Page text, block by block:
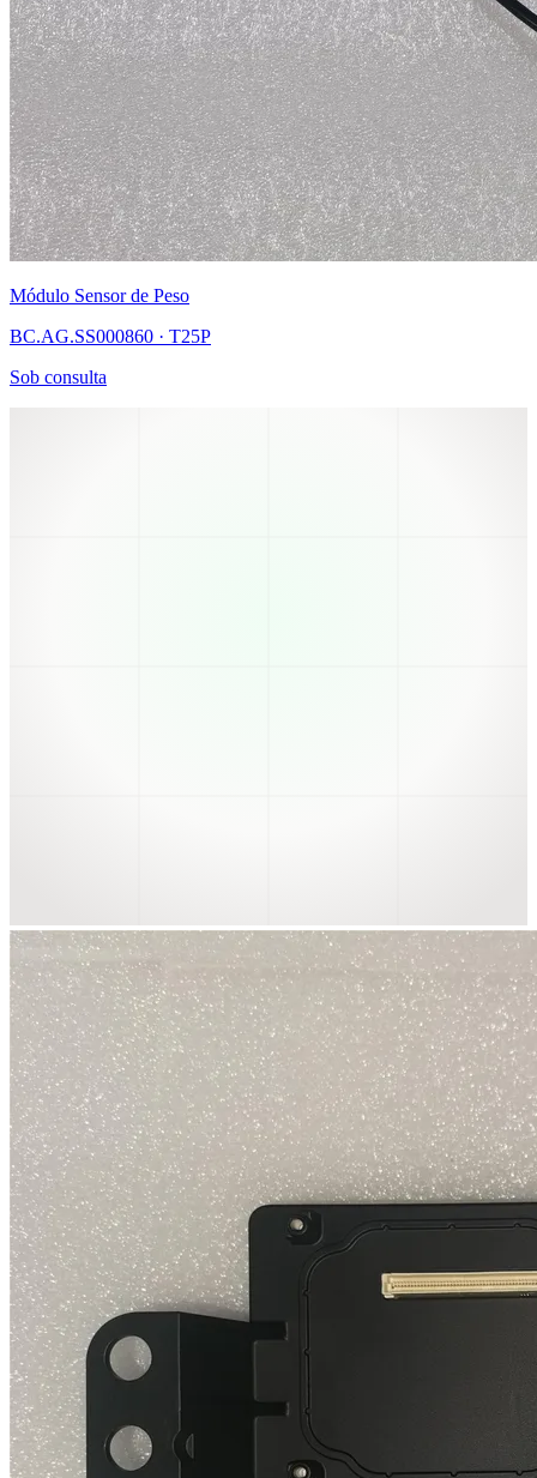
Módulo Sensor de Peso
BC.AG.SS000860 · T25P
Sob consulta